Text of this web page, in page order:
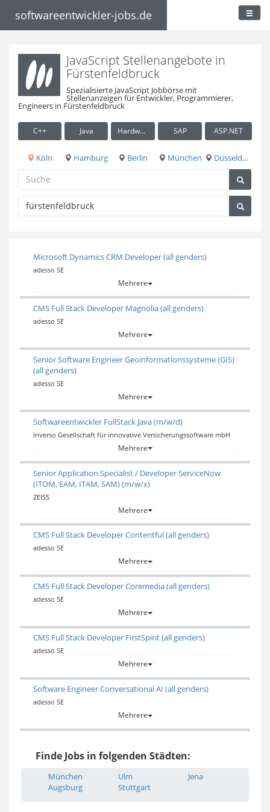
softwareentwickler-jobs.de
JavaScript Stellenangebote in
Fürstenfeldbruck
Spezialisierte JavaScript Jobbörse mit
Stellenanzeigen für Entwickler, Programmierer,
Engineers in Fürstenfeldbruck
C++ Java Hardware / Embedded SAP ASP.NET
Köln Hamburg Berlin München Düsseldorf
Microsoft Dynamics CRM Developer (all genders)
adesso SE
Mehrere
CMS Full Stack Developer Magnolia (all genders)
adesso SE
Mehrere
Senior Software Engineer Geoinformationssysteme (GIS)
(all genders)
adesso SE
Mehrere
Softwareentwickler FullStack Java (m/w/d)
Inverso Gesellschaft für innovative Versicherungssoftware mbH
Mehrere
Senior Application Specialist / Developer ServiceNow
(ITOM, EAM, ITAM, SAM) (m/w/x)
ZEISS
Mehrere
CMS Full Stack Developer Contentful (all genders)
adesso SE
Mehrere
CMS Full Stack Developer Coremedia (all genders)
adesso SE
Mehrere
CMS Full Stack Developer FirstSpirit (all genders)
adesso SE
Mehrere
Software Engineer Conversational AI (all genders)
adesso SE
Mehrere
Finde Jobs in folgenden Städten:
München
Augsburg
Ulm
Stuttgart
Jena